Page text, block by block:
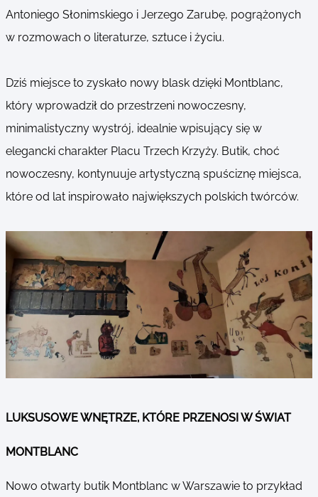
Antoniego Słonimskiego i Jerzego Zarubę, pogrążonych
w rozmowach o literaturze, sztuce i życiu.
Dziś miejsce to zyskało nowy blask dzięki Montblanc,
który wprowadził do przestrzeni nowoczesny,
minimalistyczny wystrój, idealnie wpisujący się w
elegancki charakter Placu Trzech Krzyży. Butik, choć
nowoczesny, kontynuuje artystyczną spuściznę miejsca,
które od lat inspirowało największych polskich twórców.
LUKSUSOWE WNĘTRZE, KTÓRE PRZENOSI W ŚWIAT
MONTBLANC
Nowo otwarty butik Montblanc w Warszawie to przykład